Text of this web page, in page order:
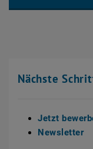
Nächste
Jetzt
Newsletter